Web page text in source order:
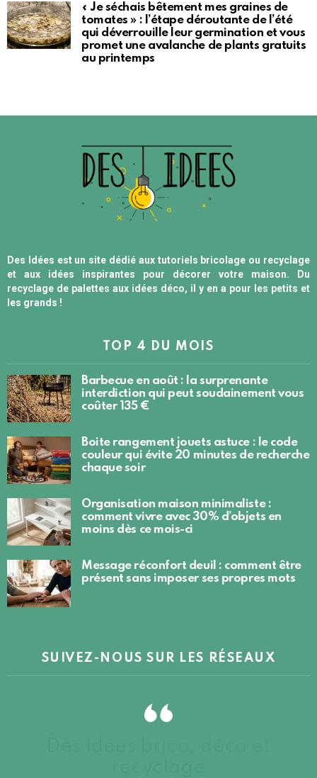
« Je séchais bêtement mes graines de
tomates » : l’étape déroutante de l’été
qui déverrouille leur germination et vous
promet une avalanche de plants gratuits
au printemps
Des Idées est un site dédié aux tutoriels bricolage ou recyclage
et aux idées inspirantes pour décorer votre maison. Du
recyclage de palettes aux idées déco, il y en a pour les petits et
les grands !
TOP 4 DU MOIS
Barbecue en août : la surprenante
interdiction qui peut soudainement vous
coûter 135 €
Boite rangement jouets astuce : le code
couleur qui évite 20 minutes de recherche
chaque soir
Organisation maison minimaliste :
comment vivre avec 30% d’objets en
moins dès ce mois-ci
Message réconfort deuil : comment être
présent sans imposer ses propres mots
SUIVEZ-NOUS SUR LES RÉSEAUX